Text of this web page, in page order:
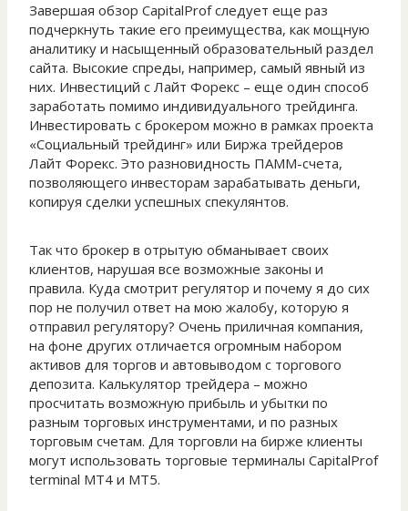
Завершая обзор CapitalProf следует еще раз
подчеркнуть такие его преимущества, как мощную
аналитику и насыщенный образовательный раздел
сайта. Высокие спреды, например, самый явный из
них. Инвестиций с Лайт Форекс – еще один способ
заработать помимо индивидуального трейдинга.
Инвестировать с брокером можно в рамках проекта
«Социальный трейдинг» или Биржа трейдеров
Лайт Форекс. Это разновидность ПАММ-счета,
позволяющего инвесторам зарабатывать деньги,
копируя сделки успешных спекулянтов.
Так что брокер в отрытую обманывает своих
клиентов, нарушая все возможные законы и
правила. Куда смотрит регулятор и почему я до сих
пор не получил ответ на мою жалобу, которую я
отправил регулятору? Очень приличная компания,
на фоне других отличается огромным набором
активов для торгов и автовыводом с торгового
депозита. Калькулятор трейдера – можно
просчитать возможную прибыль и убытки по
разным торговых инструментами, и по разных
торговым счетам. Для торговли на бирже клиенты
могут использовать торговые терминалы CapitalProf
terminal MT4 и MT5.